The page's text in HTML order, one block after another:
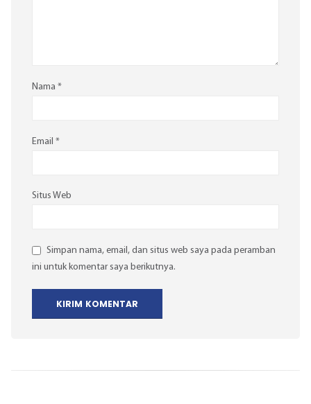
Nama *
Email *
Situs Web
Simpan nama, email, dan situs web saya pada peramban
ini untuk komentar saya berikutnya.